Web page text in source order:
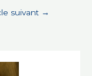
suivant →